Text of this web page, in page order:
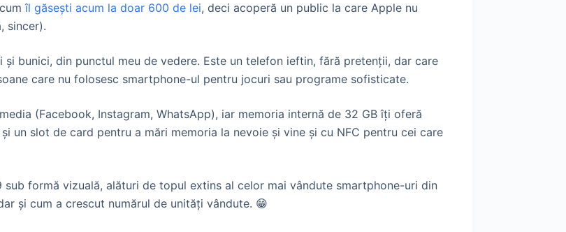
îl găsești acum la doar 600 de lei, deci acoperă un public la care Apple nu
sincer).
bunici, din punctul meu de vedere. Este un telefon ieftin, fără pretenții, dar care
care nu folosesc smartphone-ul pentru jocuri sau programe sofisticate.
(Facebook, Instagram, WhatsApp), iar memoria internă de 32 GB îți oferă
un slot de card pentru a mări memoria la nevoie și vine și cu NFC pentru cei care
formă vizuală, alături de topul extins al celor mai vândute smartphone-uri din
și cum a crescut numărul de unități vândute. 😁